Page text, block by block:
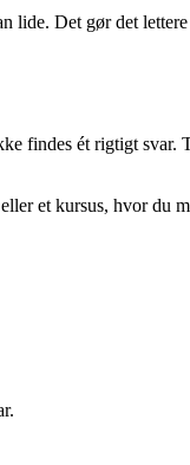
lide. Det gør det
findes ét rigtigt
et kursus, hvor du